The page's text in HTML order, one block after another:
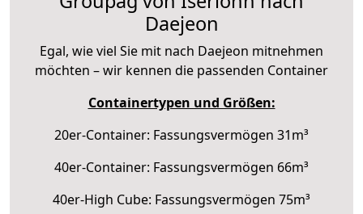
Daejeon
Egal, wie viel Sie mit nach Daejeon mitnehmen
möchten – wir kennen die passenden Container
Containertypen und Größen:
20er-Container: Fassungsvermögen 31m³
40er-Container: Fassungsvermögen 66m³
40er-High Cube: Fassungsvermögen 75m³